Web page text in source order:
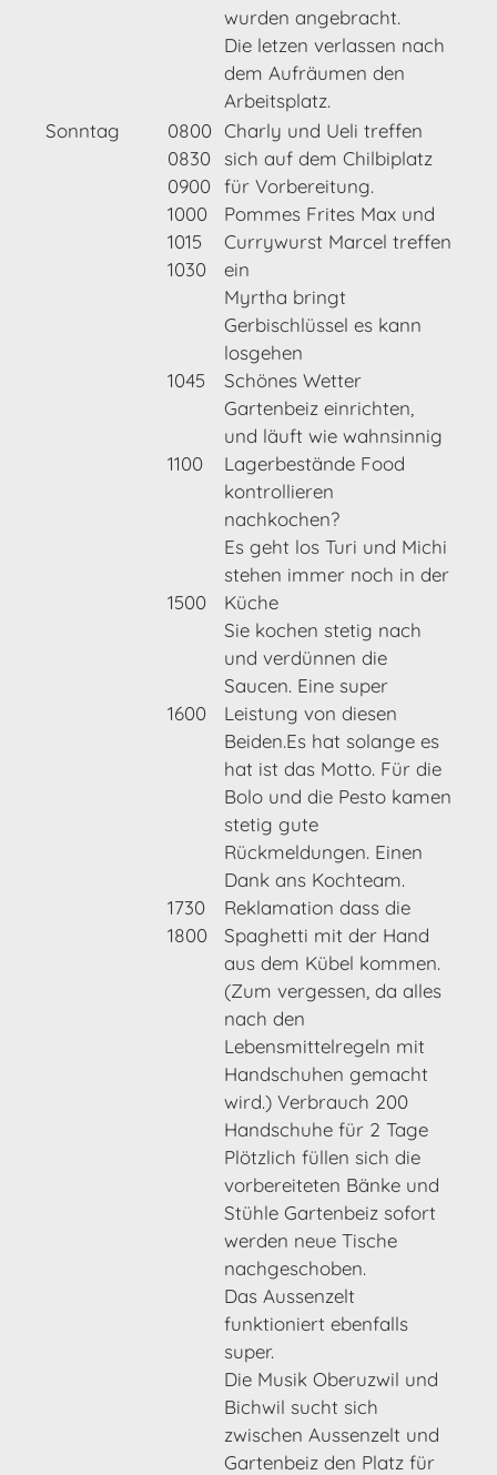
wurden angebracht.
Die letzen verlassen nach
dem Aufräumen den
Arbeitsplatz.
Sonntag
0800
0830
0900
1000
1015
1030
1045
1100
1500
1600
1730
1800
Charly und Ueli treffen
sich auf dem Chilbiplatz
für Vorbereitung.
Pommes Frites Max und
Currywurst Marcel treffen
ein
Myrtha bringt
Gerbischlüssel es kann
losgehen
Schönes Wetter
Gartenbeiz einrichten,
und läuft wie wahnsinnig
Lagerbestände Food
kontrollieren
nachkochen?
Es geht los Turi und Michi
stehen immer noch in der
Küche
Sie kochen stetig nach
und verdünnen die
Saucen. Eine super
Leistung von diesen
Beiden.Es hat solange es
hat ist das Motto. Für die
Bolo und die Pesto kamen
stetig gute
Rückmeldungen. Einen
Dank ans Kochteam.
Reklamation dass die
Spaghetti mit der Hand
aus dem Kübel kommen.
(Zum vergessen, da alles
nach den
Lebensmittelregeln mit
Handschuhen gemacht
wird.) Verbrauch 200
Handschuhe für 2 Tage
Plötzlich füllen sich die
vorbereiteten Bänke und
Stühle Gartenbeiz sofort
werden neue Tische
nachgeschoben.
Das Aussenzelt
funktioniert ebenfalls
super.
Die Musik Oberuzwil und
Bichwil sucht sich
zwischen Aussenzelt und
Gartenbeiz den Platz für